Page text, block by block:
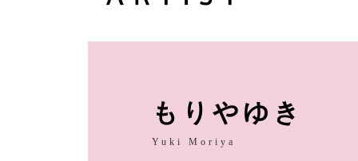
もりやゆき
Yuki Moriya